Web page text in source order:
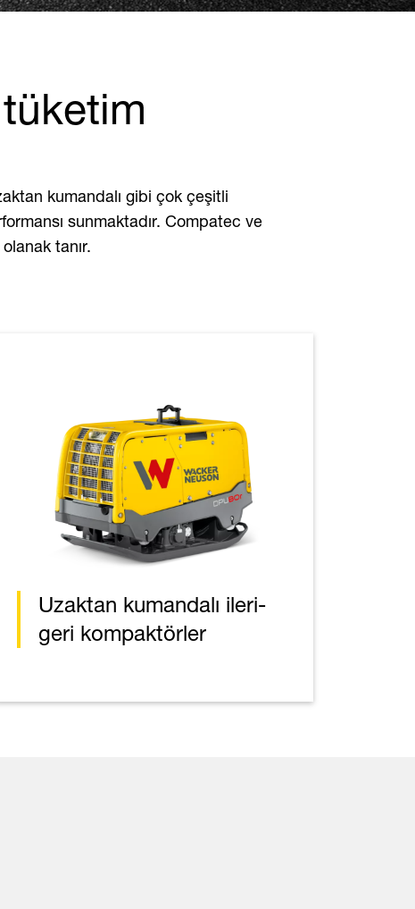
kumandalı gibi çok çeşitli
sunmaktadır. Compatec ve
tanır.
Uzaktan kumandalı ileri-
geri kompaktörler